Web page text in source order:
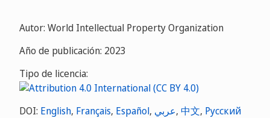
Autor: World Intellectual Property Organization
Año de publicación: 2023
Tipo de licencia:
DOI: English, Français, Español, عربي, 中文, Русский